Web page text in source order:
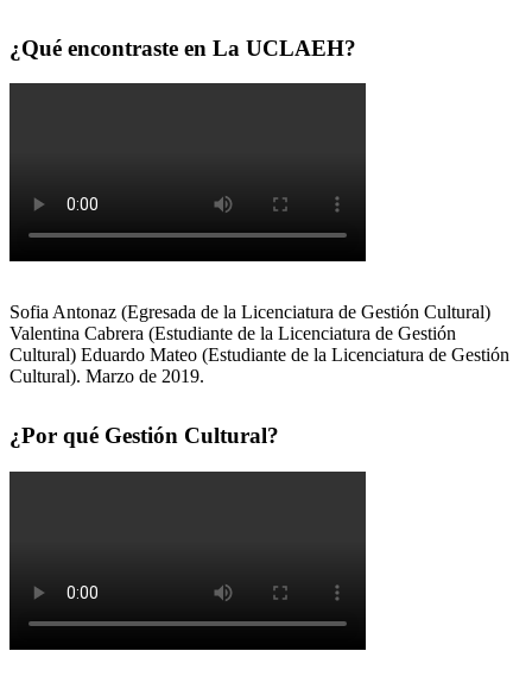
¿Qué encontraste en La UCLAEH?
Sofia Antonaz (Egresada de la Licenciatura de Gestión Cultural)
Valentina Cabrera (Estudiante de la Licenciatura de Gestión
Cultural) Eduardo Mateo (Estudiante de la Licenciatura de Gestión
Cultural). Marzo de 2019.
¿Por qué Gestión Cultural?